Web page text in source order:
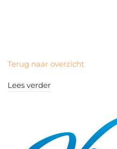
Terug naar overzicht
Lees verder